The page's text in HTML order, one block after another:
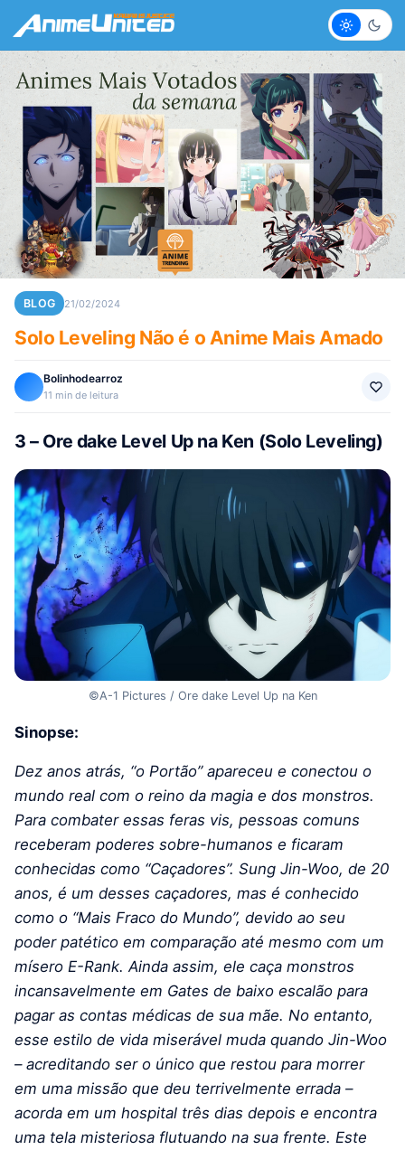
Claro
BLOG 21/02/2024
Solo Leveling Não é o Anime Mais Amado
Bolinhodearroz
11 min de leitura
3 – Ore dake Level Up na Ken (Solo Leveling)
©A-1 Pictures / Ore dake Level Up na Ken
Sinopse:
Dez anos atrás, “o Portão” apareceu e conectou o
mundo real com o reino da magia e dos monstros.
Para combater essas feras vis, pessoas comuns
receberam poderes sobre-humanos e ficaram
conhecidas como “Caçadores”. Sung Jin-Woo, de 20
anos, é um desses caçadores, mas é conhecido
como o “Mais Fraco do Mundo”, devido ao seu
poder patético em comparação até mesmo com um
mísero E-Rank. Ainda assim, ele caça monstros
incansavelmente em Gates de baixo escalão para
pagar as contas médicas de sua mãe. No entanto,
esse estilo de vida miserável muda quando Jin-Woo
– acreditando ser o único que restou para morrer
em uma missão que deu terrivelmente errada –
acorda em um hospital três dias depois e encontra
uma tela misteriosa flutuando na sua frente. Este